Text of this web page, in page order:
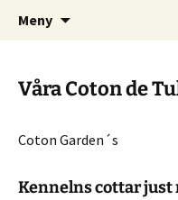
Coton de
COTON GARDENS
Meny
Våra Coton de
Coton Garden´s
Kennelns cottar just